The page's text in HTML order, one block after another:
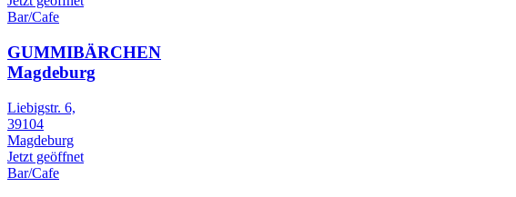
Bar/Cafe
GUMMIBÄRCHEN
Magdeburg
Liebigstr. 6,
39104
Magdeburg
Jetzt geöffnet
Bar/Cafe